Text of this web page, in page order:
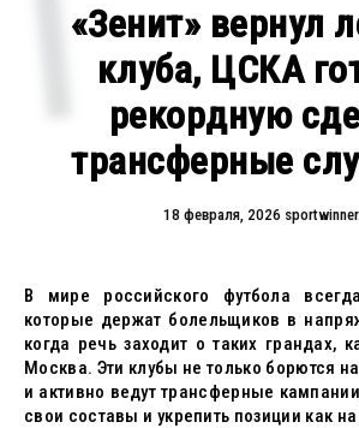
«Зенит» вернул
клуба, ЦСКА
рекордную
трансферные
18 февраля, 2026
В мире российского футбола
которые держат болельщиков в
когда речь заходит о таких грандах,
Москва. Эти клубы не только борются
и активно ведут трансферные
свои составы и укрепить позиции как